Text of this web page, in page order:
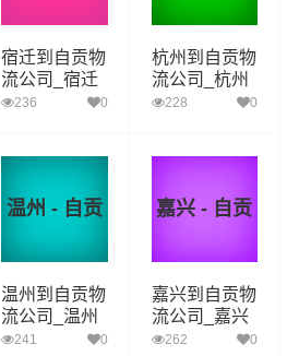
宿迁到自贡物
流公司_宿迁
到自贡货运_
236 0
杭州到自贡物
流公司_杭州
到自贡货运_
228 0
温州 - 自贡
温州到自贡物
流公司_温州
到自贡货运_
241 0
嘉兴 - 自贡
嘉兴到自贡物
流公司_嘉兴
到自贡货运_
262 0